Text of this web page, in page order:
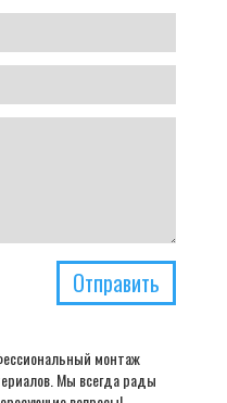
Отправить
монтаж
Мы всегда рады